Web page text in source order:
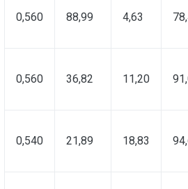
0,560 88,99 4,63
0,560 36,82 11,20
0,540 21,89 18,83